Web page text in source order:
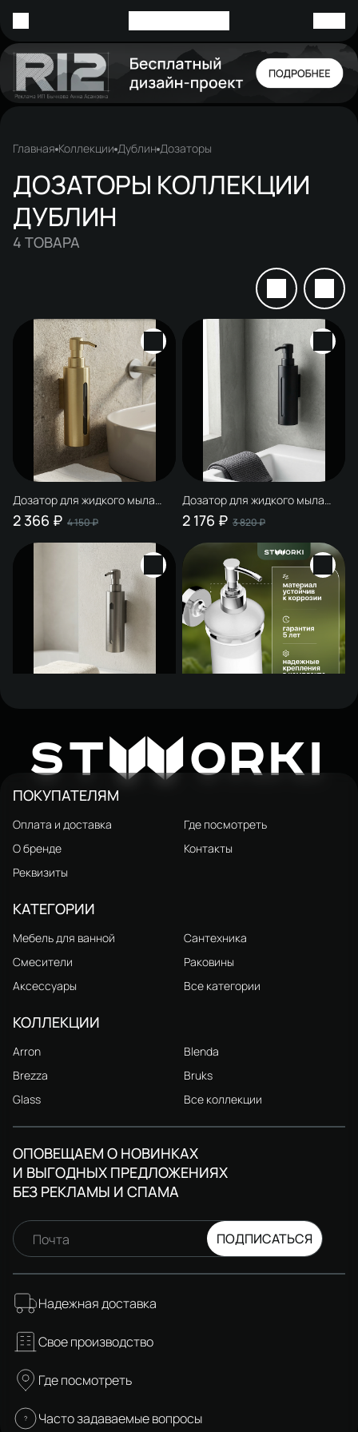
Главная Коллекции Дублин Дозаторы
ДОЗАТОРЫ КОЛЛЕКЦИИ
ДУБЛИН
4 ТОВАРА
Дозатор для жидкого мыла
STWORKI Дублин S41320GM
настенный, матовое золото
2 366 ₽ 4 150 ₽
Дозатор для жидкого мыла
STWORKI Дублин S41320BK
настенный, матовый черный
2 176 ₽ 3 820 ₽
STWORKI Дублин S41320GB
настенный, вороненая сталь
2 461 ₽ 4 320 ₽
STWORKI Дублин HADB37000
настенный, хром
1 064 ₽ 1 600 ₽
STW ORKI
ПОКУПАТЕЛЯМ
Оплата и доставка
Где посмотреть
О бренде
Контакты
Реквизиты
КАТЕГОРИИ
Мебель для ванной
Сантехника
Смесители
Раковины
Аксессуары
Все категории
КОЛЛЕКЦИИ
Arron
Blenda
Brezza
Bruks
Glass
Все коллекции
ОПОВЕЩАЕМ О НОВИНКАХ
И ВЫГОДНЫХ ПРЕДЛОЖЕНИЯХ
БЕЗ РЕКЛАМЫ И СПАМА
Почта ПОДПИСАТЬСЯ
Надежная доставка
Свое производство
Где посмотреть
Часто задаваемые вопросы